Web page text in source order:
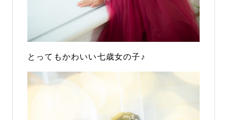
とってもかわいい七歳女の子♪